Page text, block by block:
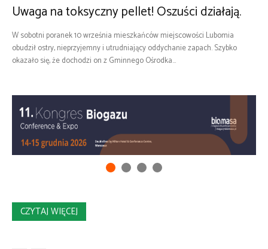
Uwaga na toksyczny pellet! Oszuści działają.
W sobotni poranek 10 września mieszkańców miejscowości Lubomia
obudził ostry, nieprzyjemny i utrudniający oddychanie zapach. Szybko
okazało się, że dochodzi on z Gminnego Ośrodka...
CZYTAJ WIĘCEJ